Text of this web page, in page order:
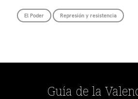
El Poder Represión y resistencia
Guía de la